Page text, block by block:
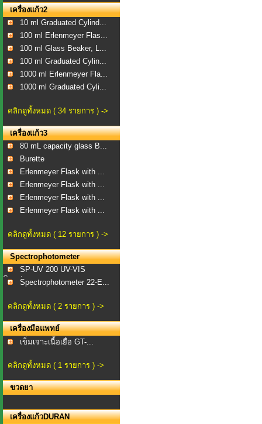
เครื่องแก้ว2
10 ml Graduated Cylind...
100 ml Erlenmeyer Flas...
100 ml Glass Beaker, L...
100 ml Graduated Cylin...
1000 ml Erlenmeyer Fla...
1000 ml Graduated Cyli...
คลิกดูทั้งหมด ( 34 รายการ ) ->
เครื่องแก้ว3
80 mL capacity glass B...
Burette
Erlenmeyer Flask with ...
Erlenmeyer Flask with ...
Erlenmeyer Flask with ...
Erlenmeyer Flask with ...
คลิกดูทั้งหมด ( 12 รายการ ) ->
Spectrophotometer
SP-UV 200 UV-VIS
Spect...Spectrophotometer 22-E...
คลิกดูทั้งหมด ( 2 รายการ ) ->
เครื่องมือแพทย์
เข็มเจาะเนื้อเยื่อ GT-...
คลิกดูทั้งหมด ( 1 รายการ ) ->
ขวดยา
เครื่องแก้วDURAN